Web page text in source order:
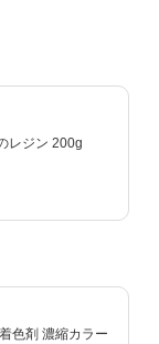
レジン 200g
色剤 濃縮カラー